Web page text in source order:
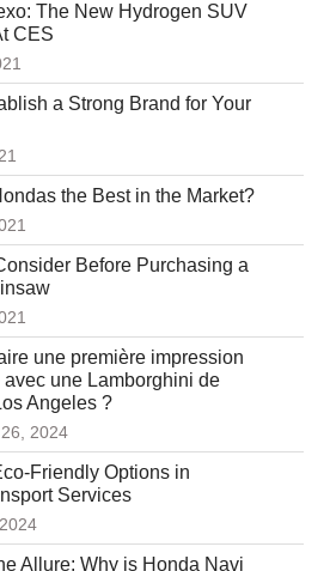
The New Hydrogen SUV
CES
a Strong Brand for Your
the Best in the Market?
Before Purchasing a
une première impression
avec une Lamborghini de
Angeles ?
2024
Friendly Options in
Services
Allure: Why is Honda Navi